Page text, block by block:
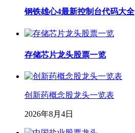
钢铁雄心4最新控制台代码大全
存储芯片龙头股票一览
创新药概念股龙头一览表
2026年8月4日